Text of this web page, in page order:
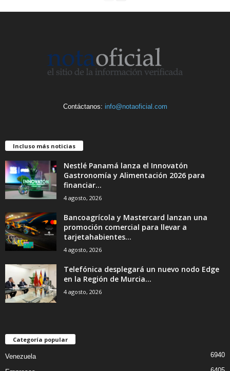
Contáctanos: info@notaoficial.com
Incluso más noticias
Nestlé Panamá lanza el Innovatón
Gastronomía y Alimentación 2026 para
financiar...
4 agosto, 2026
Bancoagrícola y Mastercard lanzan una
promoción comercial para llevar a
tarjetahabientes...
4 agosto, 2026
Telefónica desplegará un nuevo nodo Edge
en la Región de Murcia...
4 agosto, 2026
Categoría popular
Venezuela 6940